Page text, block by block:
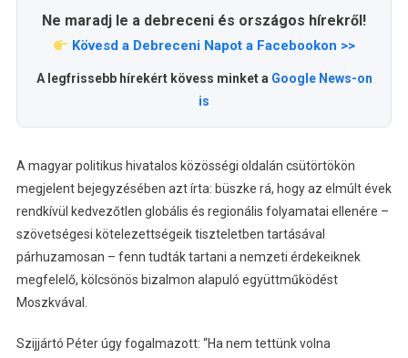
Ne maradj le a debreceni és országos hírekről!
Kövesd a Debreceni Napot a Facebookon >>
A legfrissebb hírekért kövess minket a Google News-on
is
A magyar politikus hivatalos közösségi oldalán csütörtökön
megjelent bejegyzésében azt írta: büszke rá, hogy az elmúlt évek
rendkívül kedvezőtlen globális és regionális folyamatai ellenére –
szövetségesi kötelezettségeik tiszteletben tartásával
párhuzamosan – fenn tudták tartani a nemzeti érdekeiknek
megfelelő, kölcsönös bizalmon alapuló együttműködést
Moszkvával.
Szijjártó Péter úgy fogalmazott: “Ha nem tettünk volna